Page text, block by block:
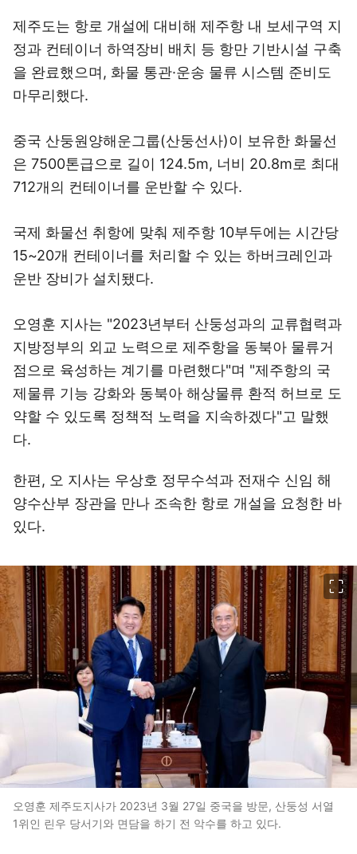
제주도는 항로 개설에 대비해 제주항 내 보세구역 지
정과 컨테이너 하역장비 배치 등 항만 기반시설 구축
을 완료했으며, 화물 통관·운송 물류 시스템 준비도
마무리했다.
중국 산둥원양해운그룹(산둥선사)이 보유한 화물선
은 7500톤급으로 길이 124.5m, 너비 20.8m로 최대
712개의 컨테이너를 운반할 수 있다.
국제 화물선 취항에 맞춰 제주항 10부두에는 시간당
15~20개 컨테이너를 처리할 수 있는 하버크레인과
운반 장비가 설치됐다.
오영훈 지사는 "2023년부터 산둥성과의 교류협력과
지방정부의 외교 노력으로 제주항을 동북아 물류거
점으로 육성하는 계기를 마련했다"며 "제주항의 국
제물류 기능 강화와 동북아 해상물류 환적 허브로 도
약할 수 있도록 정책적 노력을 지속하겠다"고 말했
다.
한편, 오 지사는 우상호 정무수석과 전재수 신임 해
양수산부 장관을 만나 조속한 항로 개설을 요청한 바
있다.
오영훈 제주도지사가 2023년 3월 27일 중국을 방문, 산둥성 서열
1위인 린우 당서기와 면담을 하기 전 악수를 하고 있다.